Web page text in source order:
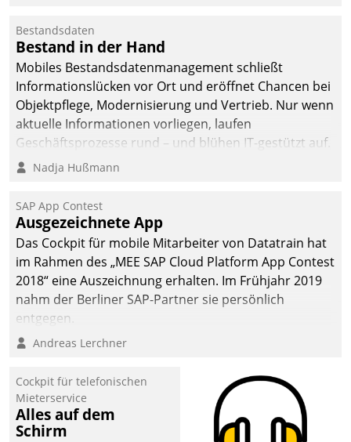
Bestandsdaten
Bestand in der Hand
Mobiles Bestandsdatenmanagement schließt
Informationslücken vor Ort und eröffnet Chancen bei
Objektpflege, Modernisierung und Vertrieb. Nur wenn
aktuelle Informationen vorliegen, laufen
Geschäftsprozesse rund – und blühen IT-gestützt auf.
Nadja Hußmann
SAP App Contest
Ausgezeichnete App
Das Cockpit für mobile Mitarbeiter von Datatrain hat
im Rahmen des „MEE SAP Cloud Platform App Contest
2018“ eine Auszeichnung erhalten. Im Frühjahr 2019
nahm der Berliner SAP-Partner sie persönlich
entgegen.
Andreas Lerchner
Cockpit für telefonischen
Mieterservice
Alles auf dem
Schirm